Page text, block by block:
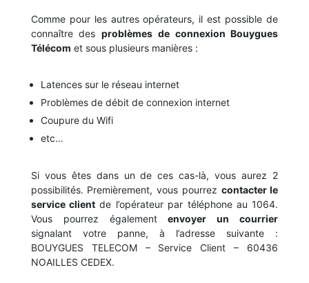
Comme pour les autres opérateurs, il est possible de
connaître desproblèmes de connexion Bouygues
Télécom et sous plusieurs manières :
Latences sur le réseau internet
Problèmes de débit de connexion internet
Coupure du Wifi
etc…
Si vous êtes dans un de ces cas-là, vous aurez 2
possibilités. Premièrement, vous pourrez contacter le
service client de l’opérateur par téléphone au 1064.
Vous pourrez égalementenvoyer un courrier
signalant votre panne, à l’adresse suivante :
BOUYGUES TELECOM – Service Client – 60436
NOAILLES CEDEX.